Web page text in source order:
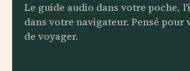
Le guide audio dans votre poche,
dans votre navigateur. Pensé pour
de voyager.